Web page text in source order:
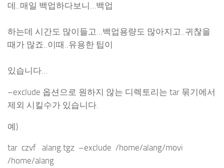
데..매일 백업하다보니…백업
하는데 시간도 많이들고…백업용량도 많아지고..귀찮을
때가 많죠..이때..유용한 팁이
있습니다…
–exclude 옵션으로 원하지 않는 디렉토리는 tar 묶기에서
제외 시킬수가 있습니다.
예)
tar czvf alang.tgz –exclude /home/alang/movi
/home/alang